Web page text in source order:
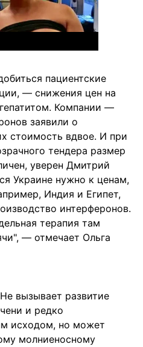
пациентские
— снижения цен на
Компании —
заявили о
стоимость вдвое. И при
тендера размер
уверен Дмитрий
Украине нужно к ценам,
Индия и Египет,
интерферонов.
терапия там
— отмечает Ольга
вызывает развитие
и редко
исходом, но может
молниеносному